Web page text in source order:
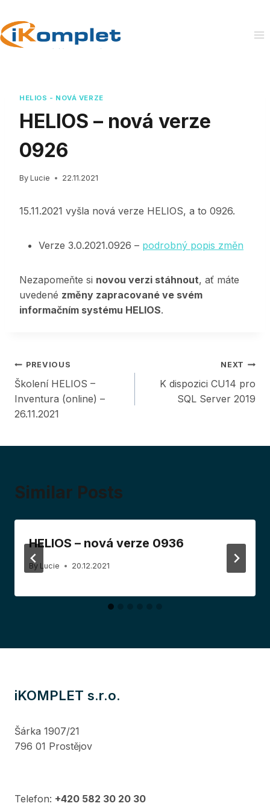
to
content
HELIOS - NOVÁ VERZE
HELIOS – nová verze
0926
By Lucie 22.11.2021
15.11.2021 vyšla nová verze HELIOS, a to 0926.
Verze 3.0.2021.0926 – podrobný popis změn
Nezapomeňte si novou verzi stáhnout, ať máte
uvedené změny zapracované ve svém
informačním systému HELIOS.
Post
navigation
PREVIOUS
Školení HELIOS –
Inventura (online) –
26.11.2021
NEXT
K dispozici CU14 pro
SQL Server 2019
Similar Posts
HELIOS – nová verze 0936
By Lucie 20.12.2021
iKOMPLET s.r.o.
Šárka 1907/21
796 01 Prostějov
Telefon: +420 582 30 20 30